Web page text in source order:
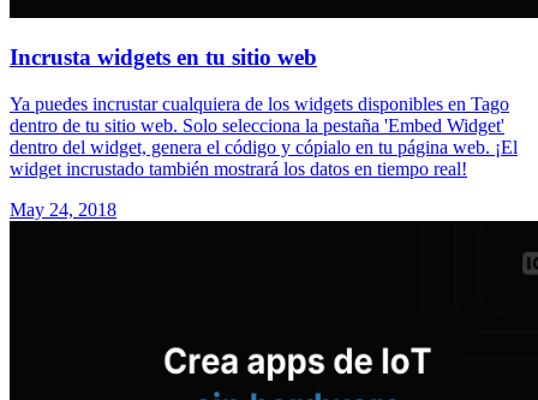
Incrusta widgets en tu sitio web
Ya puedes incrustar cualquiera de los widgets disponibles en Tago
dentro de tu sitio web. Solo selecciona la pestaña 'Embed Widget'
dentro del widget, genera el código y cópialo en tu página web. ¡El
widget incrustado también mostrará los datos en tiempo real!
May 24, 2018